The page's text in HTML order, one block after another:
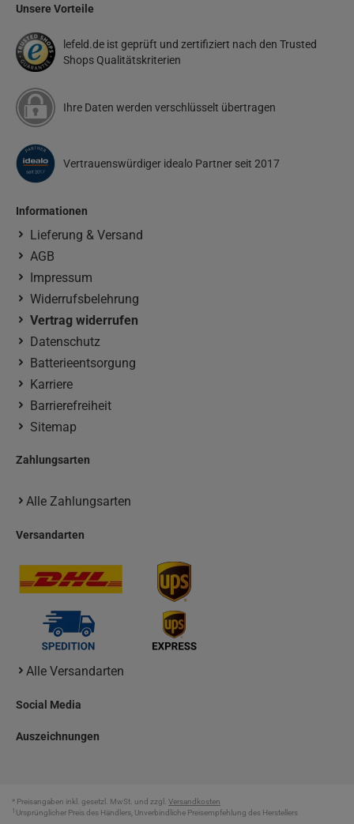
Unsere Vorteile
lefeld.de ist geprüft und zertifiziert nach den Trusted
Shops Qualitätskriterien
Ihre Daten werden verschlüsselt übertragen
Vertrauenswürdiger idealo Partner seit 2017
Informationen
Lieferung & Versand
AGB
Impressum
Widerrufsbelehrung
Vertrag widerrufen
Datenschutz
Batterieentsorgung
Karriere
Barrierefreiheit
Sitemap
Zahlungsarten
Alle Zahlungsarten
Versandarten
Alle Versandarten
Social Media
Auszeichnungen
* Preisangaben inkl. gesetzl. MwSt. und zzgl. Versandkosten
1 Ursprünglicher Preis des Händlers, Unverbindliche Preisempfehlung des Herstellers